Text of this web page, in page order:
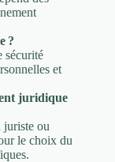
?
sécurité
et
juridique
juriste ou
le choix du